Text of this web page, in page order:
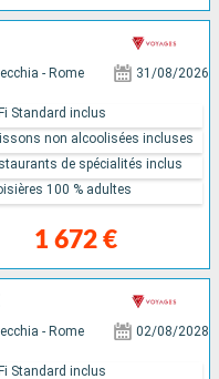
- Rome 31/08/2026
1 672 €
Standard inclus
non alcoolisées incluses
de spécialités inclus
100 % adultes
- Rome 02/08/2028
Standard inclus